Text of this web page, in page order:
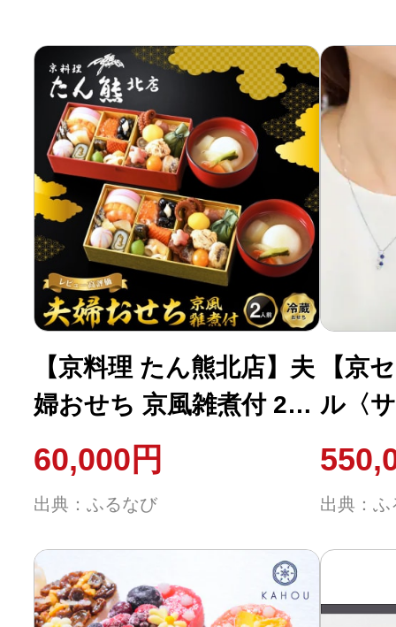
【京料理 たん熊北店】夫
婦おせち 京風雑煮付 2人
前|京都 おせち 人気 和風
正月
60,000円
出典：ふるなび
【京
ル〈
イヤ
【カ
石】
出典：ふ